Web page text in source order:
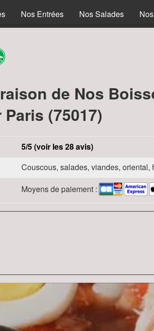
Nos Entrées Nos Salades
de Nos
(75017)
5/5 (voir les 28 avis)
Couscous, salades, viandes,
Moyens de paiement :